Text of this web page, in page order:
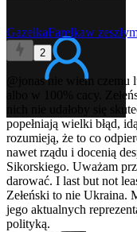
GazelkaFarelkaw
2
nie wiem czemu
albo w 100% cacy.
nich nie udałoby się
popełniają wielki błąd,
rozumieją, że to co
nawet rządu i docenią
Sikorskiego. Uważam
darować. I last but not
Zełeński to nie Ukraina.
jego aktualnych
polityką.